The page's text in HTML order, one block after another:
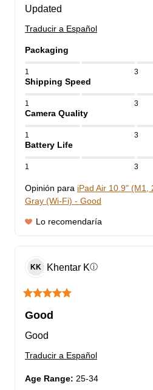
Updated
Traducir a Español
Packaging
1 3
Shipping Speed
1 3
Camera Quality
1 3
Battery Life
1 3
Opinión para iPad Air 10.9" (M1,
Gray (Wi-Fi) - Good
Lo recomendaría
KK Khentar Kⓘ
Good
Good
Traducir a Español
Age Range: 25-34